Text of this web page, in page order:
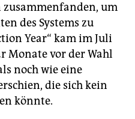
um
des Systems zu
Year“ kam im Juli
Monate vor der Wahl
noch wie eine
die sich kein
könnte.